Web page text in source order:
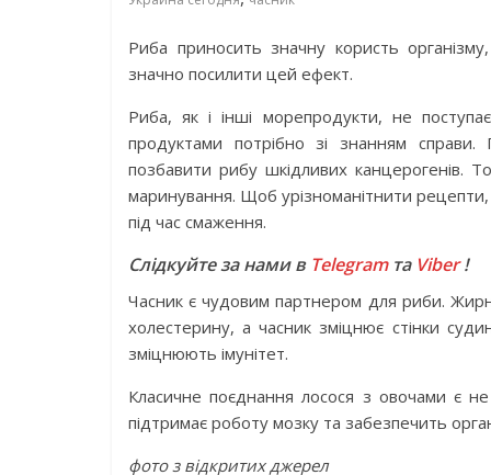
Риба приносить значну користь
значно посилити цей ефект.
Риба, як і інші морепродукти, не
продуктами потрібно зі знанням
позбавити рибу шкідливих канцерогенів.
маринування. Щоб урізноманітнити
під час смаження.
Слідкуйте за нами в Telegramта Viber!
Часник є чудовим партнером для риби.
холестерину, а часник зміцнює стінки
зміцнюють імунітет.
Класичне поєднання лосося з овочами є
підтримає роботу мозку та забезпечить
фото з відкритих джерел